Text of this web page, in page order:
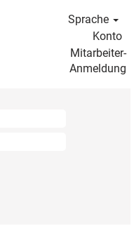
Sprache
Konto
Mitarbeiter-
Anmeldung